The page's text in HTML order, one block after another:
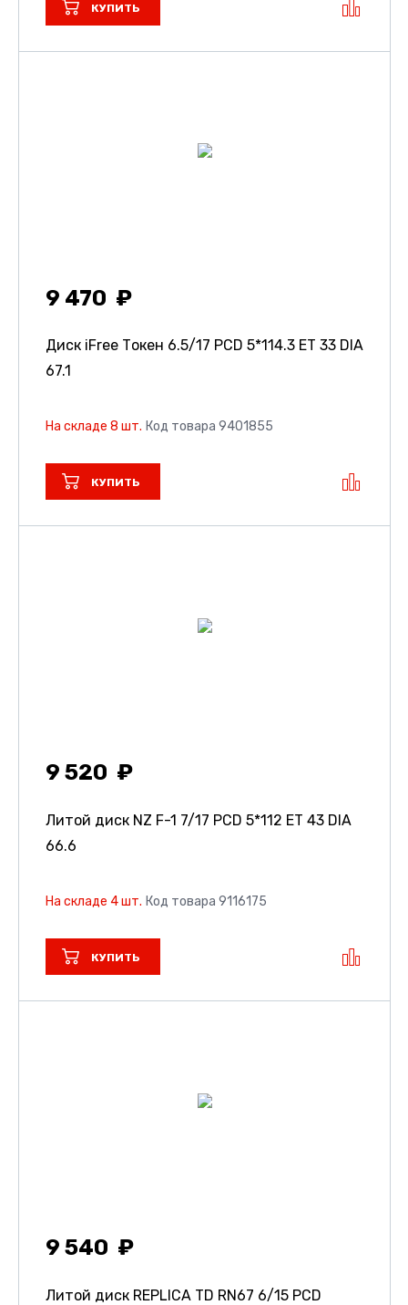
КУПИТЬ
9 470
Диск iFree Токен 6.5/17 PCD 5*114.3 ET 33 DIA
67.1
На складе 8 шт. Код товара 9401855
КУПИТЬ
9 520
Литой диск NZ F-1 7/17 PCD 5*112 ET 43 DIA
66.6
На складе 4 шт. Код товара 9116175
КУПИТЬ
9 540
Литой диск REPLICA TD RN67 6/15 PCD